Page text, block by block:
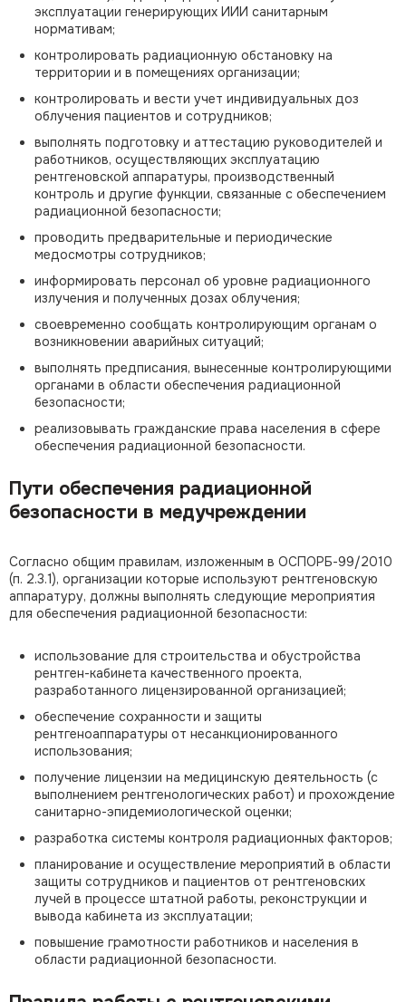
эксплуатации генерирующих ИИИ санитарным
нормативам;
контролировать радиационную обстановку на
территории и в помещениях организации;
контролировать и вести учет индивидуальных доз
облучения пациентов и сотрудников;
выполнять подготовку и аттестацию руководителей и
работников, осуществляющих эксплуатацию
рентгеновской аппаратуры, производственный
контроль и другие функции, связанные с обеспечением
радиационной безопасности;
проводить предварительные и периодические
медосмотры сотрудников;
информировать персонал об уровне радиационного
излучения и полученных дозах облучения;
своевременно сообщать контролирующим органам о
возникновении аварийных ситуаций;
выполнять предписания, вынесенные контролирующими
органами в области обеспечения радиационной
безопасности;
реализовывать гражданские права населения в сфере
обеспечения радиационной безопасности.
Пути обеспечения радиационной
безопасности в медучреждении
Согласно общим правилам, изложенным в ОСПОРБ-99/2010
(п. 2.3.1), организации которые используют рентгеновскую
аппаратуру, должны выполнять следующие мероприятия
для обеспечения радиационной безопасности:
использование для строительства и обустройства
рентген-кабинета качественного проекта,
разработанного лицензированной организацией;
обеспечение сохранности и защиты
рентгеноаппаратуры от несанкционированного
использования;
получение лицензии на медицинскую деятельность (с
выполнением рентгенологических работ) и прохождение
санитарно-эпидемиологической оценки;
разработка системы контроля радиационных факторов;
планирование и осуществление мероприятий в области
защиты сотрудников и пациентов от рентгеновских
лучей в процессе штатной работы, реконструкции и
вывода кабинета из эксплуатации;
повышение грамотности работников и населения в
области радиационной безопасности.